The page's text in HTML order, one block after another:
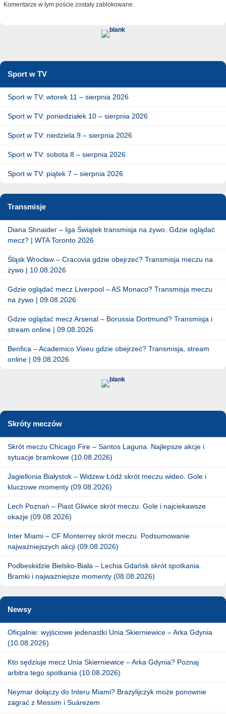
Komentarze w tym poście zostały zablokowane.
Sport w TV
Sport w TV: wtorek 11 – sierpnia 2026
Sport w TV: poniedziałek 10 – sierpnia 2026
Sport w TV: niedziela 9 – sierpnia 2026
Sport w TV: sobota 8 – sierpnia 2026
Sport w TV: piątek 7 – sierpnia 2026
Transmisje
Diana Shnaider – Iga Świątek transmisja na żywo. Gdzie oglądać
mecz? | WTA Toronto 2026
Śląsk Wrocław – Cracovia gdzie obejrzeć? Transmisja meczu na
żywo | 10.08.2026
Gdzie oglądać mecz Liverpool – AS Monaco? Transmisja meczu
na żywo | 09.08.2026
Gdzie oglądać mecz Arsenal – Borussia Dortmund? Transmisja i
stream online | 09.08.2026
Benfica – Academico Viseu gdzie obejrzeć? Transmisja, stream
online | 09.08.2026
Skróty meczów
Skrót meczu Chicago Fire – Santos Laguna. Najlepsze akcje i
sytuacje bramkowe (10.08.2026)
Jagiellonia Białystok – Widzew Łódź skrót meczu wideo. Gole i
kluczowe momenty (09.08.2026)
Lech Poznań – Piast Gliwice skrót meczu. Gole i najciekawsze
okazje (09.08.2026)
Inter Miami – CF Monterrey skrót meczu. Podsumowanie
najważniejszych akcji (09.08.2026)
Podbeskidzie Bielsko-Biała – Lechia Gdańsk skrót spotkania.
Bramki i najważniejsze momenty (08.08.2026)
Newsy
Oficjalnie: wyjściowe jedenastki Unia Skierniewice – Arka Gdynia
(10.08.2026)
Kto sędziuje mecz Unia Skierniewice – Arka Gdynia? Poznaj
arbitra tego spotkania (10.08.2026)
Neymar dołączy do Interu Miami? Brazylijczyk może ponownie
zagrać z Messim i Suárezem